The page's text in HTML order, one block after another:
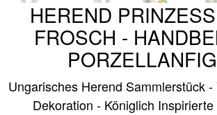
HEREND
FROSCH -
Ungarisches Herend Sammlerstück
Dekoration - Königlich